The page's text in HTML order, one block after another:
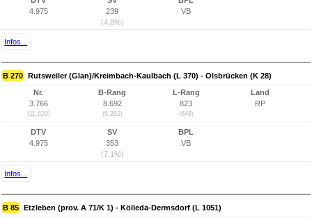
4.975
239
(4,8%)
VB
Infos...
B 270 Rutsweiler (Glan)/Kreimbach-Kaulbach (L 370) - Olsbrücken (K 28)
Nr.
3.766
(11.620)
B-Rang
8.692
(6.292)
L-Rang
823
(648)
Land
RP
DTV
4.975
SV
353
(7,1%)
BPL
VB
Infos...
B 85 Etzleben (prov. A 71/K 1) - Kölleda-Dermsdorf (L 1051)